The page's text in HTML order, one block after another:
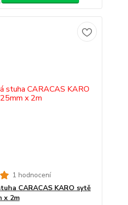
1 hodnocení
CARACAS KARO sytě
x 2m